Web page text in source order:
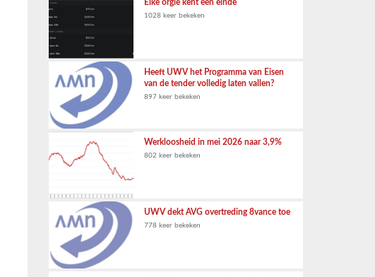
Elke orgie kent een einde
1028 keer bekeken
Heeft UWV het Programma van Eisen
van de tender volledig laten vallen?
897 keer bekeken
Werkloosheid in mei 2026 naar 3,9%
802 keer bekeken
UWV dekt AVG overtreding 8vance toe
778 keer bekeken